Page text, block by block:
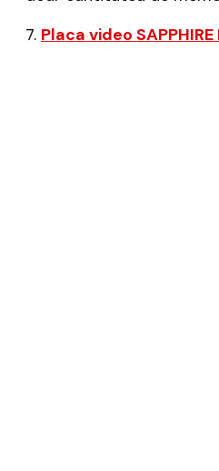
7. Placa video